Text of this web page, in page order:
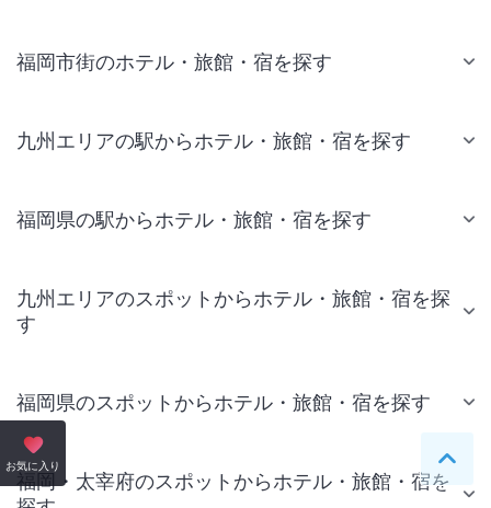
お気に入り ペー
福岡市街のホテル・旅館・宿を探す
九州エリアの駅からホテル・旅館・宿を探す
福岡県の駅からホテル・旅館・宿を探す
九州エリアのスポットからホテル・旅館・宿を探
す
福岡県のスポットからホテル・旅館・宿を探す
福岡・太宰府のスポットからホテル・旅館・宿を